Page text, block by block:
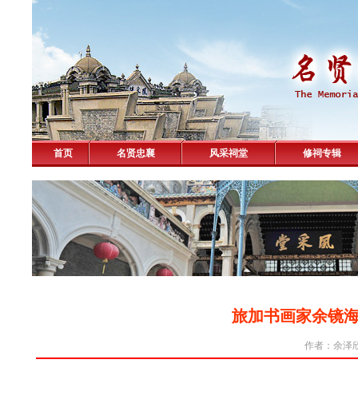
首页 名贤忠襄 风采祠堂 修祠专辑
旅加书画家余镜
作者：余泽